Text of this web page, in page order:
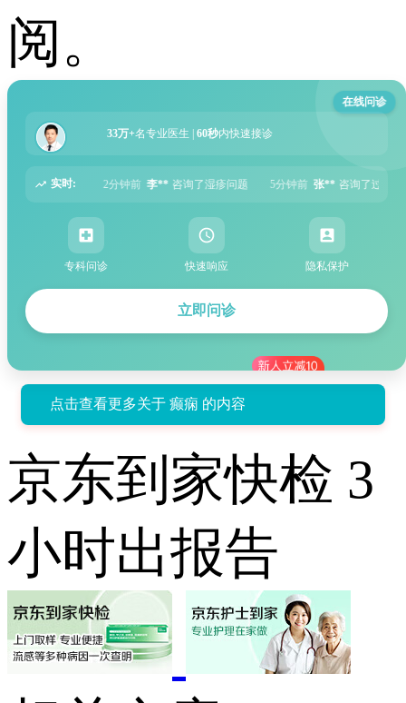
阅。
在线问诊
33万+名专业医生 | 60秒内快速接诊
实时:
李** 咨询了湿疹问题 5分钟前 张** 咨询了过敏性鼻炎问题 6分钟前
专科问诊 快速响应 隐私保护
立即问诊
点击查看更多关于 癫痫 的内容
京东到家快检 3
小时出报告